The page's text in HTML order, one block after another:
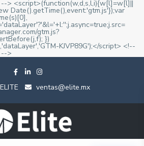
> <script>(function(w,d,s,l,i){w[l]=w[l]||
Date().getTime(),event:'gtm.js'});var
gtm.js?
})
KJVP89G');</script> <!--
-->
ventas@elite.mx